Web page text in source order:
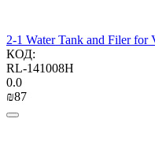
2-1 Water Tank and Filer for
КОД:
RL-141008H
0.0
₪‍87‍